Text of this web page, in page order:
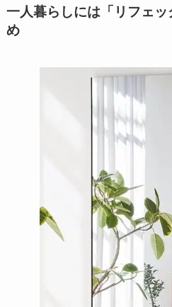
一人暮らしには「リフェ
め